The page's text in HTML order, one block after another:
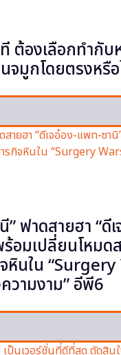
ต้องเลือกทำกับ
จมูกโดยตรงหรื
” ฟาดสายฮา “ดี
อมเปลี่ยนโหมด
จหินใน
วามงาม” อีพี6